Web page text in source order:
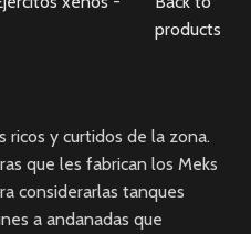
products
ricos y curtidos de la zona.
que les fabrican los Meks
considerarlas tanques
a andanadas que